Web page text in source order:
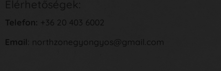
Elérhetőségek:
Telefon: +36 20 403 6002
Email : northzonegyongyos@gmail.com